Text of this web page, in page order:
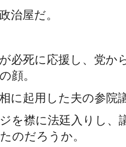
治屋だ。
必死に応援し、党か
顔。
に起用した夫の参院
を襟に法廷入りし、
のだろうか。